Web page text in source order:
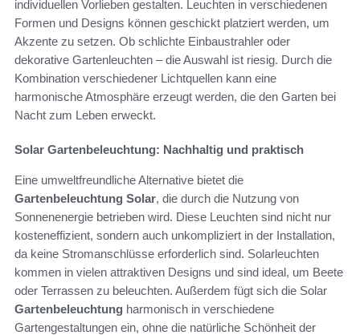
individuellen Vorlieben gestalten. Leuchten in verschiedenen
Formen und Designs können geschickt platziert werden, um
Akzente zu setzen. Ob schlichte Einbaustrahler oder
dekorative Gartenleuchten – die Auswahl ist riesig. Durch die
Kombination verschiedener Lichtquellen kann eine
harmonische Atmosphäre erzeugt werden, die den Garten bei
Nacht zum Leben erweckt.
Solar Gartenbeleuchtung: Nachhaltig und praktisch
Eine umweltfreundliche Alternative bietet die
Gartenbeleuchtung Solar, die durch die Nutzung von
Sonnenenergie betrieben wird. Diese Leuchten sind nicht nur
kosteneffizient, sondern auch unkompliziert in der Installation,
da keine Stromanschlüsse erforderlich sind. Solarleuchten
kommen in vielen attraktiven Designs und sind ideal, um Beete
oder Terrassen zu beleuchten. Außerdem fügt sich die Solar
Gartenbeleuchtung harmonisch in verschiedene
Gartengestaltungen ein, ohne die natürliche Schönheit der